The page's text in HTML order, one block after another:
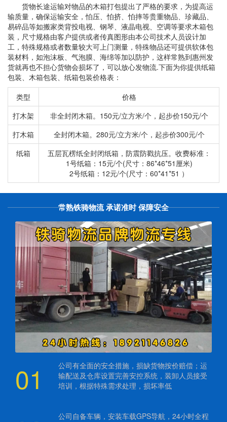
货物长途运输对物品的木箱打包提出了严格的要求，为提高运
输质量，确保运输安全，怕压、怕挤、怕摔等贵重物品、珍藏品、
易碎品等如搬家类背投电视、钢琴、液晶电视、空调等要求木箱包
装，尺寸规格由客户提供或者传真图形由本公司技术人员设计加
工，特殊规格或者数量较大可上门测量，特殊物品还可提供软体包
装材料，如泡沫板、气泡膜、海绵等加以防护，这样常熟到惠州发
货就再也不担心货物会损坏了，可以放心发物流.下面为你提供纸箱
包装、木箱包装、纸箱包装价格表：
类型
价格
打木架
非全封闭木箱。150元/立方米/个，起步价150元/个
打木箱
全封闭木箱。280元/立方米/个，起步价300元/个
纸箱
五层瓦楞纸全封闭纸箱，防震防戳抗压。收费标准：
1号纸箱：15元/个(尺寸：86*46*51厘米)
2号纸箱：12元/个(尺寸：60*41*51 ）
常熟铁骑物流 承诺准时 保障安全
01
公司有全面的安全措施，损缺货物按价赔偿；运
输配送及仓库设置完善安控系统，装卸人员接受
培训，根据特殊需求处理，损坏率低
公司自备车辆，安装车载GPS导航，24小时全程